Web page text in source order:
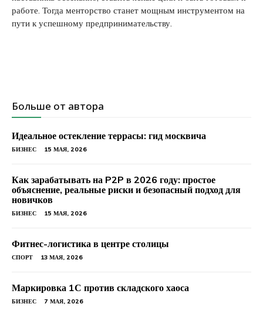
работе. Тогда менторство станет мощным инструментом на
пути к успешному предпринимательству.
Больше от автора
Идеальное остекление террасы: гид москвича
БИЗНЕС 15 МАЯ, 2026
Как зарабатывать на P2P в 2026 году: простое
объяснение, реальные риски и безопасный подход для
новичков
БИЗНЕС 15 МАЯ, 2026
Фитнес-логистика в центре столицы
СПОРТ 13 МАЯ, 2026
Маркировка 1С против складского хаоса
БИЗНЕС 7 МАЯ, 2026